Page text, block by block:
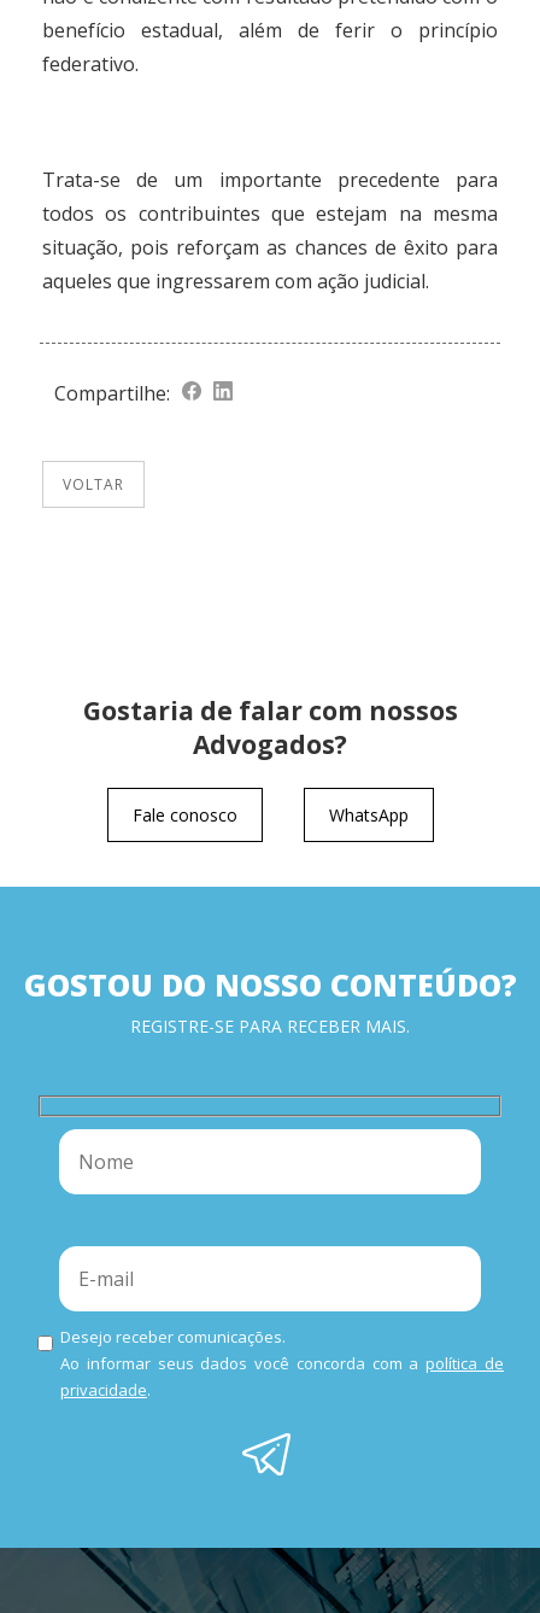
benefício estadual, além de ferir o princípio
federativo.
Trata-se de um importante precedente para
todos os contribuintes que estejam na mesma
situação, pois reforçam as chances de êxito para
aqueles que ingressarem com ação judicial.
Compartilhe:
VOLTAR
Gostaria de falar com nossos
Advogados?
Fale conosco WhatsApp
GOSTOU DO NOSSO CONTEÚDO?
REGISTRE-SE PARA RECEBER MAIS.
Desejo receber comunicações.
Ao informar seus dados você concorda com apolítica de
privacidade.